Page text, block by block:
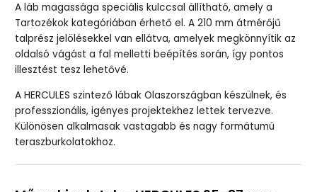
A láb magassága speciális kulccsal állítható, amely a
Tartozékok kategóriában érhető el. A 210 mm átmérőjű
talprész jelölésekkel van ellátva, amelyek megkönnyítik az
oldalsó vágást a fal melletti beépítés során, így pontos
illesztést tesz lehetővé.
A HERCULES szintező lábak Olaszországban készülnek, és
professzionális, igényes projektekhez lettek tervezve.
Különösen alkalmasak vastagabb és nagy formátumú
teraszburkolatokhoz.